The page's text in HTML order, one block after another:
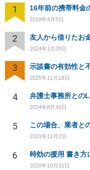
1
2018年4月5日
2
2024年1月28日
3 示談書の有効性と
2025年11月18日
4
2024年8月30日
5
2021年11月2日
6 時効の援用 書き方
2020年10月31日